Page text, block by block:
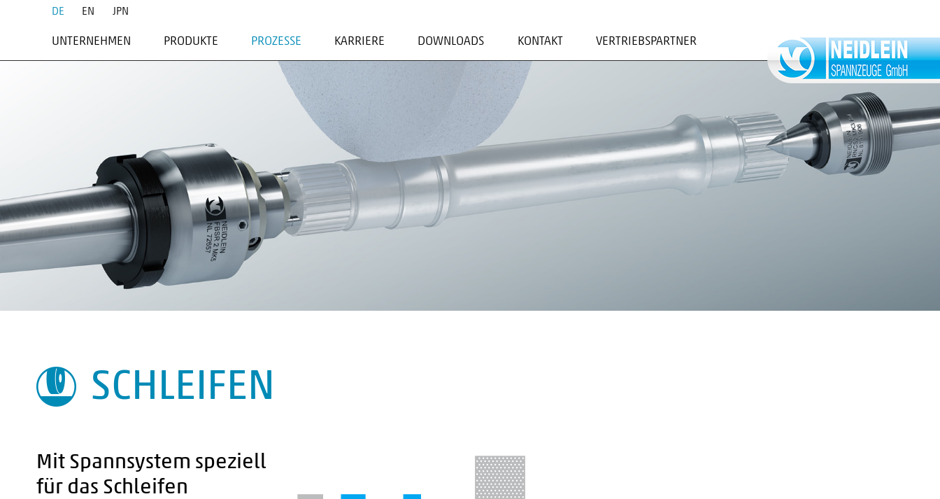
DE EN JPN
UNTERNEHMEN PRODUKTE
BEFESTIGUNGSELEMENTE
FESTE SPITZEN - MAZAK
SPANNDORNE
DREHGREIFER & DREHHERZEN
ZUBEHÖR
SONDERAPPLIKATIONEN
PROZESSE
DREHEN
HARTDREHEN
SCHLEIFEN
KARRIERE DOWNLOADS KONTAKT
ADRESSE/KONTAKTFORMULAR
ANSPRECHPARTNER
VERTRIEBSPARTNER
SCHLEIFEN
Mit Spannsystem speziell
für das Schleifen